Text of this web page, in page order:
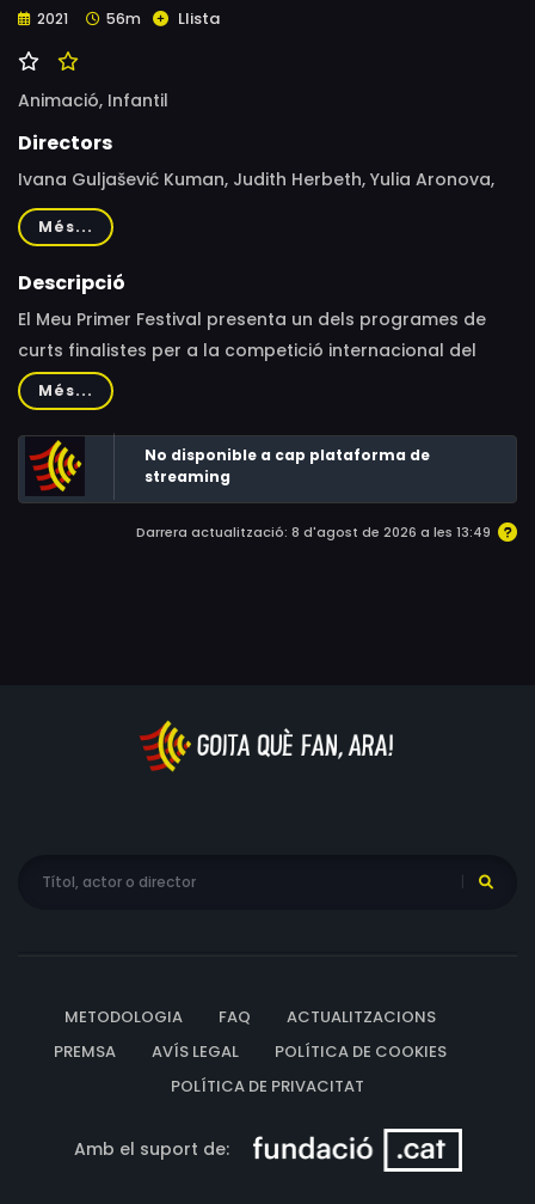
2021 56m Llista
Animació, Infantil
Directors
Ivana Guljašević Kuman, Judith Herbeth, Yulia Aronova,
Stella Raith, Hélène Ducrocq, Verena Fels
Més...
Descripció
El Meu Primer Festival presenta un dels programes de
curts finalistes per a la competició internacional del
festival. Provinents de França, Croàcia i Alemanya,
aquestes petites joies són una mostra de la creativitat i
diversitat de l'audiovisual europeu. Entre elles trobareu
sorprenents aventures d'animació com "Has venut els
meus patins?", tendres contes d'amor entre mares i filles
com "Llar" o divertides històries d'amistat com "Tobi i el
Més...
No disponible a cap plataforma de
streaming
Darrera actualització: 8 d'agost de 2026 a les 13:49
METODOLOGIA FAQ
ACTUALITZACIONS
PREMSA
AVÍS LEGAL
POLÍTICA DE COOKIES
POLÍTICA DE PRIVACITAT
Amb el suport de: